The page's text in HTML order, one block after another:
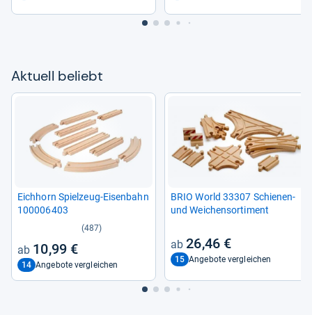
Aktu­ell beliebt
Eich­horn Spiel­zeug-​Eisen­bahn
100006403
(487)
10,99 €
14 Angebote vergleichen
BRIO World 33307 Schie­nen-​
und Wei­chen­sor­ti­ment
26,46 €
15 Angebote vergleichen